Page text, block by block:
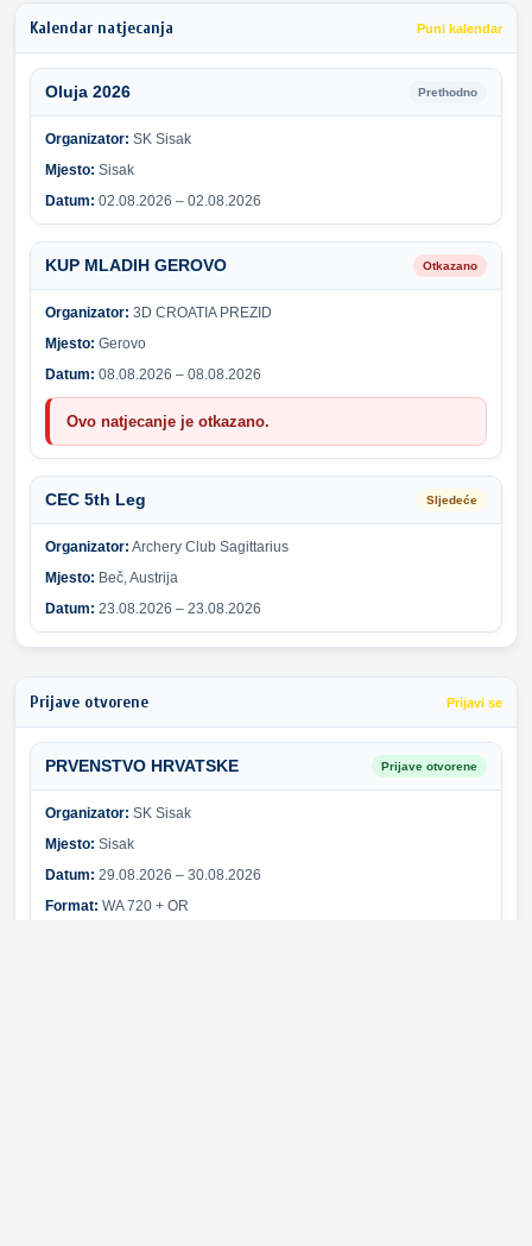
Kalendar natjecanja Puni kalendar
Oluja 2026 Prethodno
Organizator: SK Sisak
Mjesto: Sisak
Datum: 02.08.2026 – 02.08.2026
KUP MLADIH GEROVO Otkazano
Organizator: 3D CROATIA PREZID
Mjesto: Gerovo
Datum: 08.08.2026 – 08.08.2026
Ovo natjecanje je otkazano.
CEC 5th Leg Sljedeće
Organizator: Archery Club Sagittarius
Mjesto: Beč, Austrija
Datum: 23.08.2026 – 23.08.2026
Prijave otvorene Prijavi se
PRVENSTVO HRVATSKE Prijave otvorene
Organizator: SK Sisak
Mjesto: Sisak
Datum: 29.08.2026 – 30.08.2026
Format: WA 720 + OR